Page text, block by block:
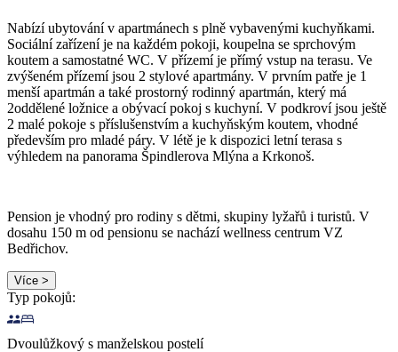
Nabízí ubytování v apartmánech s plně vybavenými kuchyňkami.
Sociální zařízení je na každém pokoji, koupelna se sprchovým
koutem a samostatné WC. V přízemí je přímý vstup na terasu. Ve
zvýšeném přízemí jsou 2 stylové apartmány. V prvním patře je 1
menší apartmán a také prostorný rodinný apartmán, který má
2oddělené ložnice a obývací pokoj s kuchyní. V podkroví jsou ještě
2 malé pokoje s příslušenstvím a kuchyňským koutem, vhodné
především pro mladé páry. V létě je k dispozici letní terasa s
výhledem na panorama Špindlerova Mlýna a Krkonoš.
Pension je vhodný pro rodiny s dětmi, skupiny lyžařů i turistů. V
dosahu 150 m od pensionu se nachází wellness centrum VZ
Bedřichov.
Více >
Typ pokojů:
Dvoulůžkový s manželskou postelí